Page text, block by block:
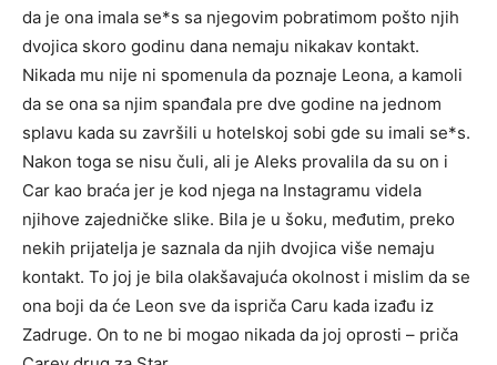
da je ona imala se*s sa njegovim pobratimom pošto njih
dvojica skoro godinu dana nemaju nikakav kontakt.
Nikada mu nije ni spomenula da poznaje Leona, a kamoli
da se ona sa njim spanđala pre dve godine na jednom
splavu kada su završili u hotelskoj sobi gde su imali se*s.
Nakon toga se nisu čuli, ali je Aleks provalila da su on i
Car kao braća jer je kod njega na Instagramu videla
njihove zajedničke slike. Bila je u šoku, međutim, preko
nekih prijatelja je saznala da njih dvojica više nemaju
kontakt. To joj je bila olakšavajuća okolnost i mislim da se
ona boji da će Leon sve da ispriča Caru kada izađu iz
Zadruge. On to ne bi mogao nikada da joj oprosti – priča